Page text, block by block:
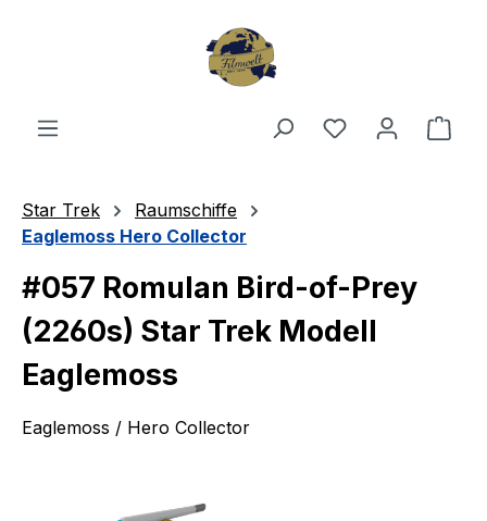
Du hast 0
Star Trek
Raumschiffe
Eaglemoss Hero Collector
#057 Romulan Bird-of-Prey
(2260s) Star Trek Modell
Eaglemoss
Eaglemoss / Hero Collector